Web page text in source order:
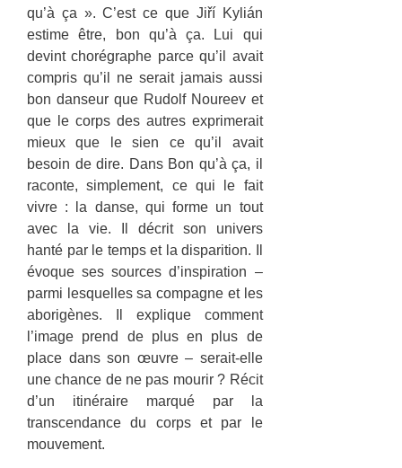
qu’à ça ». C’est ce que Jiří Kylián
estime être, bon qu’à ça. Lui qui
devint chorégraphe parce qu’il avait
compris qu’il ne serait jamais aussi
bon danseur que Rudolf Noureev et
que le corps des autres exprimerait
mieux que le sien ce qu’il avait
besoin de dire. Dans Bon qu’à ça, il
raconte, simplement, ce qui le fait
vivre : la danse, qui forme un tout
avec la vie. Il décrit son univers
hanté par le temps et la disparition. Il
évoque ses sources d’inspiration –
parmi lesquelles sa compagne et les
aborigènes. Il explique comment
l’image prend de plus en plus de
place dans son œuvre – serait-elle
une chance de ne pas mourir ? Récit
d’un itinéraire marqué par la
transcendance du corps et par le
mouvement.